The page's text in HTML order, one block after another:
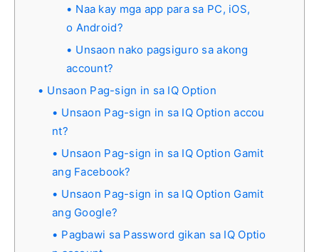
Naa kay mga app para sa PC, iOS,
o Android?
Unsaon nako pagsiguro sa akong
account?
Unsaon Pag-sign in sa IQ Option
Unsaon Pag-sign in sa IQ Option accou
nt?
Unsaon Pag-sign in sa IQ Option Gamit
ang Facebook?
Unsaon Pag-sign in sa IQ Option Gamit
ang Google?
Pagbawi sa Password gikan sa IQ Optio